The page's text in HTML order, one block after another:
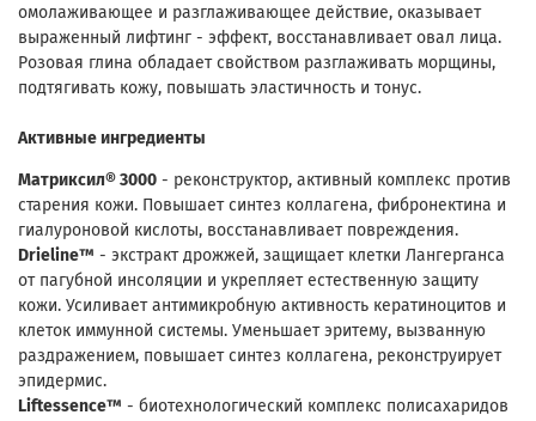
омолаживающее и разглаживающее действие, оказывает
выраженный лифтинг - эффект, восстанавливает овал лица.
Розовая глина обладает свойством разглаживать морщины,
подтягивать кожу, повышать эластичность и тонус.
Активные ингредиенты
Матриксил® 3000 - реконструктор, активный комплекс против
старения кожи. Повышает синтез коллагена, фибронектина и
гиалуроновой кислоты, восстанавливает повреждения.
Drieline™ - экстракт дрожжей, защищает клетки Лангерганса
от пагубной инсоляции и укрепляет естественную защиту
кожи. Усиливает антимикробную активность кератиноцитов и
клеток иммунной системы. Уменьшает эритему, вызванную
раздражением, повышает синтез коллагена, реконструирует
эпидермис.
Liftessence™ - биотехнологический комплекс полисахаридов